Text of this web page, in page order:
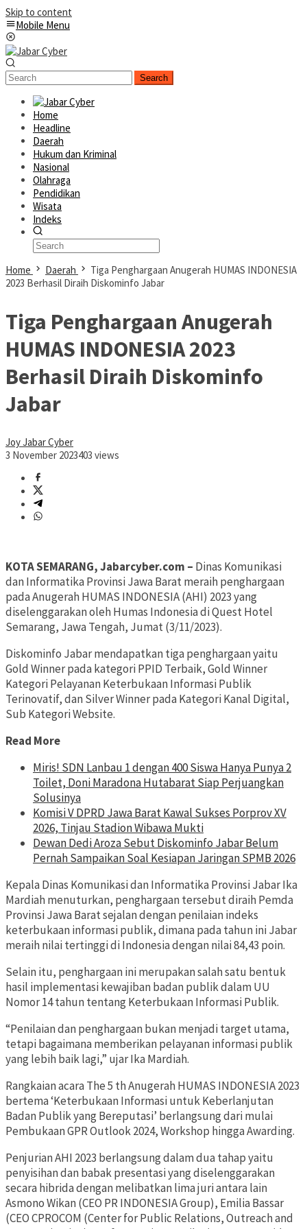
Skip to content
Mobile Menu
Search
Home
Headline
Daerah
Hukum dan Kriminal
Nasional
Olahraga
Pendidikan
Wisata
Indeks
Home Daerah
Tiga Penghargaan Anugerah HUMAS INDONESIA
2023 Berhasil Diraih Diskominfo Jabar
Tiga Penghargaan Anugerah
HUMAS INDONESIA 2023
Berhasil Diraih Diskominfo
Jabar
Joy Jabar Cyber
3 November 2023403 views
KOTA SEMARANG, Jabarcyber.com – Dinas Komunikasi
dan Informatika Provinsi Jawa Barat meraih penghargaan
pada Anugerah HUMAS INDONESIA (AHI) 2023 yang
diselenggarakan oleh Humas Indonesia di Quest Hotel
Semarang, Jawa Tengah, Jumat (3/11/2023).
Diskominfo Jabar mendapatkan tiga penghargaan yaitu
Gold Winner pada kategori PPID Terbaik, Gold Winner
Kategori Pelayanan Keterbukaan Informasi Publik
Terinovatif, dan Silver Winner pada Kategori Kanal Digital,
Sub Kategori Website.
Read More
Miris! SDN Lanbau 1 dengan 400 Siswa Hanya Punya 2
Toilet, Doni Maradona Hutabarat Siap Perjuangkan
Solusinya
Komisi V DPRD Jawa Barat Kawal Sukses Porprov XV
2026, Tinjau Stadion Wibawa Mukti
Dewan Dedi Aroza Sebut Diskominfo Jabar Belum
Pernah Sampaikan Soal Kesiapan Jaringan SPMB 2026
Kepala Dinas Komunikasi dan Informatika Provinsi Jabar Ika
Mardiah menuturkan, penghargaan tersebut diraih Pemda
Provinsi Jawa Barat sejalan dengan penilaian indeks
keterbukaan informasi publik, dimana pada tahun ini Jabar
meraih nilai tertinggi di Indonesia dengan nilai 84,43 poin.
Selain itu, penghargaan ini merupakan salah satu bentuk
hasil implementasi kewajiban badan publik dalam UU
Nomor 14 tahun tentang Keterbukaan Informasi Publik.
“Penilaian dan penghargaan bukan menjadi target utama,
tetapi bagaimana memberikan pelayanan informasi publik
yang lebih baik lagi,” ujar Ika Mardiah.
Rangkaian acara The 5 th Anugerah HUMAS INDONESIA 2023
bertema ‘Keterbukaan Informasi untuk Keberlanjutan
Badan Publik yang Bereputasi’ berlangsung dari mulai
Pembukaan GPR Outlook 2024, Workshop hingga Awarding.
Penjurian AHI 2023 berlangsung dalam dua tahap yaitu
penyisihan dan babak presentasi yang diselenggarakan
secara hibrida dengan melibatkan lima juri antara lain
Asmono Wikan (CEO PR INDONESIA Group), Emilia Bassar
(CEO CPROCOM (Center for Public Relations, Outreach and